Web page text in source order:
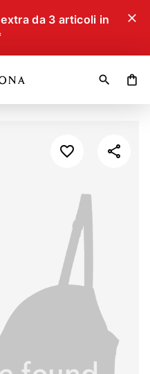
da 3 articoli in
close
search shopping_bag